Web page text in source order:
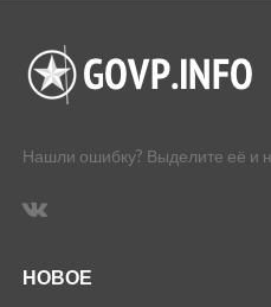
Нашли ошибку? Выделите её и
НОВОЕ